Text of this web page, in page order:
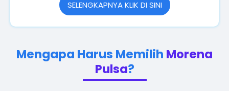
SELENGKAPNYA KLIK DI SINI
Mengapa Harus Memilih Morena
Pulsa?